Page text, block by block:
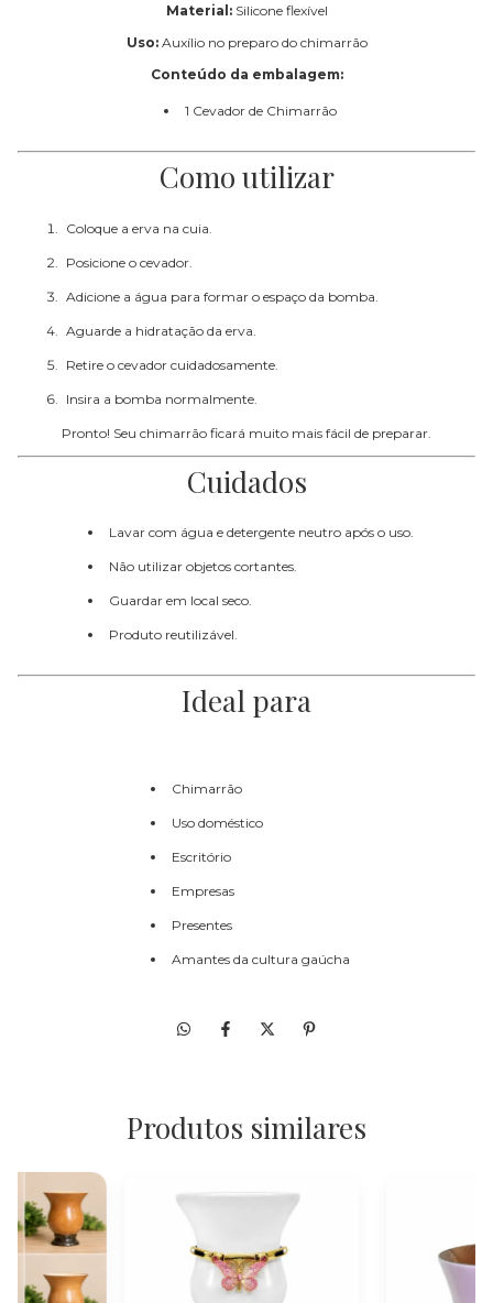
Material:Silicone flexível
Uso:Auxílio no preparo do chimarrão
Conteúdo da embalagem:
1 Cevador de Chimarrão
Como utilizar
Coloque a erva na cuia.
Posicione o cevador.
Adicione a água para formar o espaço da bomba.
Aguarde a hidratação da erva.
Retire o cevador cuidadosamente.
Insira a bomba normalmente.
Pronto! Seu chimarrão ficará muito mais fácil de preparar.
Cuidados
Lavar com água e detergente neutro após o uso.
Não utilizar objetos cortantes.
Guardar em local seco.
Produto reutilizável.
Ideal para
Chimarrão
Uso doméstico
Escritório
Empresas
Presentes
Amantes da cultura gaúcha
Produtos similares